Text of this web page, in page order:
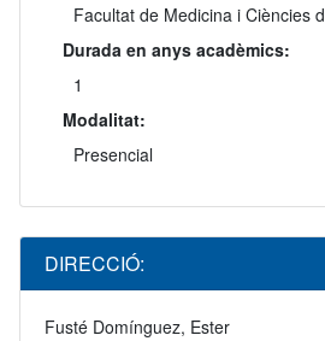
Facultat de Medicina i Ciències
Durada en anys acadèmics:
1
Modalitat:
Presencial
DIRECCIÓ:
Fusté Domínguez, Ester